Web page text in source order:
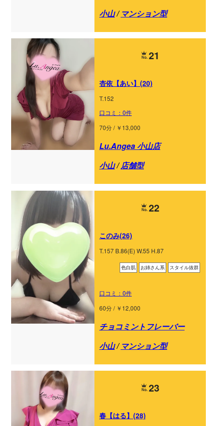
小山/ マンション型
21
杏依【あい】(20)
T.152
口コミ：0件
70分 / ￥13,000
Lu.Angea 小山店
小山/店舗型
22
このみ(26)
T.157 B.86(E) W.55 H.87
色白肌 お姉さん系 スタイル抜群
口コミ：0件
60分 / ￥12,000
チョコミントフレーバー
小山/ マンション型
23
春【はる】(28)